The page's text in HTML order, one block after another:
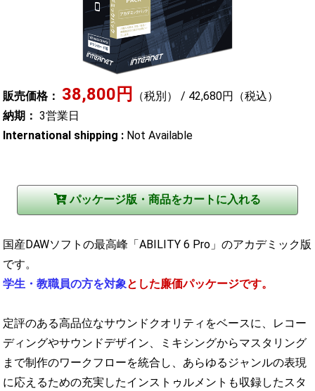
販売価格： 38,800円
（税別） / 42,680円（税込）
納期： 3営業日
International shipping : Not Available
国産DAWソフトの最高峰「ABILITY 6 Pro」のアカデミック版
です。
学生・教職員の方を対象とした廉価パッケージです。
定評のある高品位なサウンドクオリティをベースに、レコー
ディングやサウンドデザイン、ミキシングからマスタリング
まで制作のワークフローを統合し、あらゆるジャンルの表現
に応えるための充実したインストゥルメントも収録したスタ